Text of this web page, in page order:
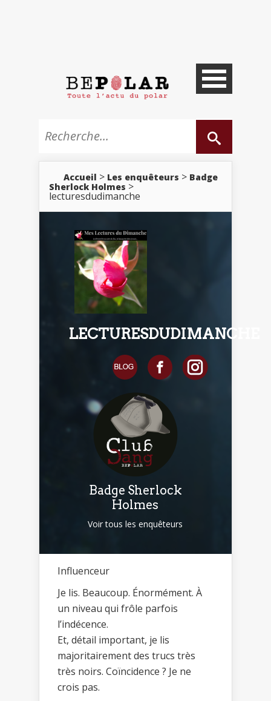
Accueil > Les enquêteurs > Badge
Sherlock Holmes >
lecturesdudimanche
LECTURESDUDIMANCHE
Badge Sherlock
Holmes
Voir tous les enquêteurs
Influenceur
Je lis. Beaucoup. Énormément. À
un niveau qui frôle parfois
l’indécence.
Et, détail important, je lis
majoritairement des trucs très
très noirs. Coïncidence ? Je ne
crois pas.